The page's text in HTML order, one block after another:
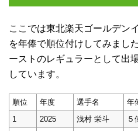
ここでは東北楽天ゴールデン
を年俸で順位付けしてみまし
ーストのレギュラーとして出
しています。
順位 年度 選手名 年
1
2025 浅村 栄斗 ５